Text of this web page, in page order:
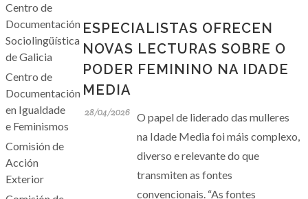
Centro de
Documentación
Sociolingüística
de Galicia
Centro de
Documentación
en Igualdade
e Feminismos
Comisión de
Acción
Exterior
ESPECIALISTAS OFRECEN
NOVAS LECTURAS SOBRE O
PODER FEMININO NA IDADE
MEDIA
28/04/2026
O papel de liderado das mulleres
na Idade Media foi máis complexo,
diverso e relevante do que
transmiten as fontes
convencionais. “As fontes